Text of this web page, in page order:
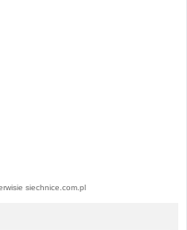
siechnice.com.pl